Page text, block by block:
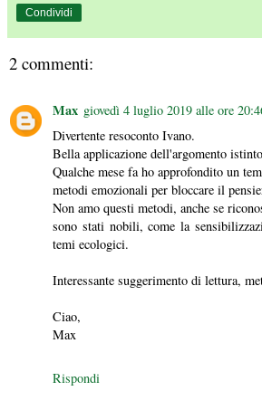
Condividi
2 commenti:
Max giovedì 4 luglio 2019 alle ore
Divertente resoconto Ivano.
Bella applicazione dell'argomento
Qualche mese fa ho approfondito un
metodi emozionali per bloccare il
Non amo questi metodi, anche se
sono stati nobili, come la
temi ecologici.
Interessante suggerimento di lettura,
Ciao,
Max
Rispondi